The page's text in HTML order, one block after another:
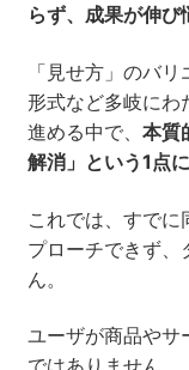
らず、成果が伸び
「見せ方」のバ
形式など多岐にわ
進める中で、 本質
解消」という1点
これでは、すで
プローチできず、
ん。
ユーザが商品やサ